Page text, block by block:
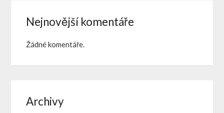
Nejnovější komentáře
Žádné komentáře.
Archivy